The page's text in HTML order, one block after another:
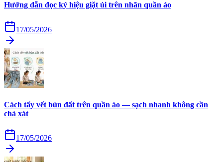
Hướng dẫn đọc ký hiệu giặt ủi trên nhãn quần áo
17/05/2026
Cách tẩy vết bùn đất trên quần áo — sạch nhanh không cần
chà xát
17/05/2026